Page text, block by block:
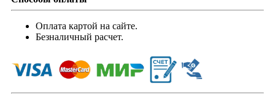
Оплата картой на сайте.
Безналичный расчет.